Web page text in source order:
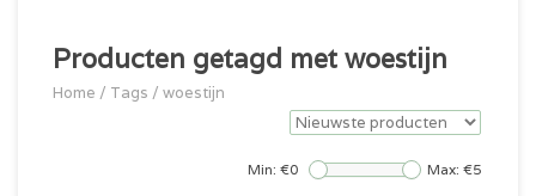
Producten getagd met woestijn
Home / Tags / woestijn
Min: €0 Max: €5